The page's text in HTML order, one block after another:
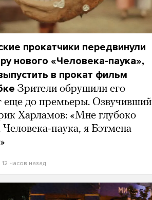
прокатчики передвинули
нового «Человека-паука»,
в прокат фильм
Зрители обрушили его
еще до премьеры. Озвучивший
Харламов: «Мне глубоко
паука, я Бэтмена
12 часов назад